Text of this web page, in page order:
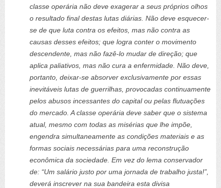
classe operária não deve exagerar a seus próprios olhos
o resultado final destas lutas diárias. Não deve esquecer-
se de que luta contra os efeitos, mas não contra as
causas desses efeitos; que logra conter o movimento
descendente, mas não fazê-lo mudar de direção; que
aplica paliativos, mas não cura a enfermidade. Não deve,
portanto, deixar-se absorver exclusivamente por essas
inevitáveis lutas de guerrilhas, provocadas continuamente
pelos abusos incessantes do capital ou pelas flutuações
do mercado. A classe operária deve saber que o sistema
atual, mesmo com todas as misérias que lhe impõe,
engendra simultaneamente as condições materiais e as
formas sociais necessárias para uma reconstrução
econômica da sociedade. Em vez do lema conservador
de: “Um salário justo por uma jornada de trabalho justa!”,
deverá inscrever na sua bandeira esta divisa